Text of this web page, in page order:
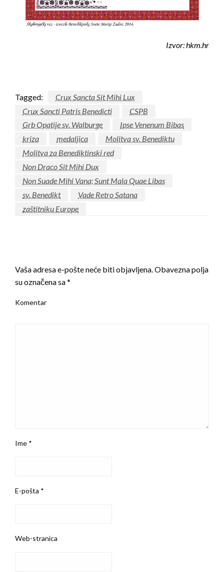
Izvor: hkm.hr
Tagged:
Crux Sancta Sit Mihi Lux
Crux Sancti Patris Benedicti
CSPB
Grb Opatije sv. Walburge
Ipse Venenum Bibas
kriza
medaljica
Molitva sv. Benediktu
Molitva za Benediktinski red
Non Draco Sit Mihi Dux
Non Suade Mihi Vana; Sunt Mala Quae Libas
sv. Benedikt
Vade Retro Satana
zaštitniku Europe
Vaša adresa e-pošte neće biti objavljena.Obavezna polja
su označena sa*
Komentar
Ime *
E-pošta *
Web-stranica